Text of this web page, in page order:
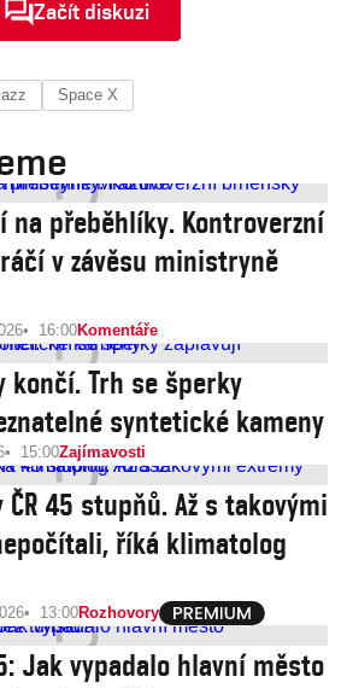
Začít diskuzi
jazz Space X
na přeběhlíky. Kontroverzní
v závěsu ministryně
16:00Komentáře
končí. Trh se šperky
syntetické kameny
15:00Zajímavosti
ČR 45 stupňů. Až s takovými
říká klimatolog
13:00Rozhovory
Jak vypadalo hlavní město